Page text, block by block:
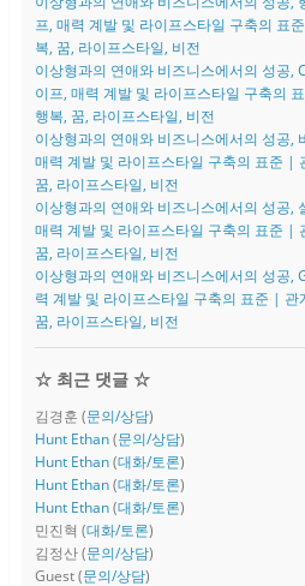
프, 매력 계발 및 라이프스타일 구축의 표
복, 꿈, 라이프스타일, 비전
이상형과의 연애와 비즈니스에서의 성공
이프, 매력 계발 및 라이프스타일 구축의
행복, 꿈, 라이프스타일, 비전
이상형과의 연애와 비즈니스에서의 성공,
매력 계발 및 라이프스타일 구축의 표준 |
꿈, 라이프스타일, 비전
이상형과의 연애와 비즈니스에서의 성공,
매력 계발 및 라이프스타일 구축의 표준 |
꿈, 라이프스타일, 비전
이상형과의 연애와 비즈니스에서의 성공,
력 계발 및 라이프스타일 구축의 표준 | 관
꿈, 라이프스타일, 비전
☆ 최근 댓글 ☆
김경훈 (문의/상담)
Hunt Ethan(문의/상담)
Hunt Ethan(대화/토론)
Hunt Ethan(대화/토론)
Hunt Ethan(대화/토론)
민진혁 (대화/토론)
김정산(문의/상담)
Guest(문의/상담)